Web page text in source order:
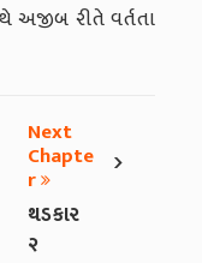
રીતે વર્તતા
›
Next
Chapte
r
થડકાર
૨